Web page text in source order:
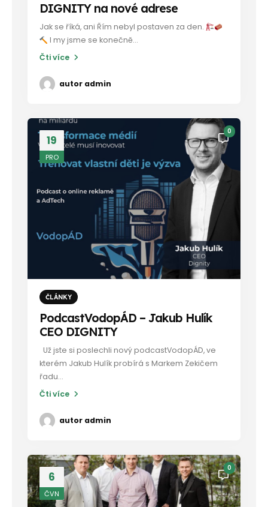
DIGNITY na nové adrese
Jak se říká, ani Řím nebyl postaven za den.
I my jsme se konečně...
Čti více
autor admin
19
PRO
0
ČLÁNKY
PodcastVodopÁD – Jakub Hulík
CEO DIGNITY
Už jste si poslechli nový podcastVodopÁD, ve
kterém Jakub Hulík probírá s Markem Zekičem
řadu...
Čti více
autor admin
6
ČVN
0